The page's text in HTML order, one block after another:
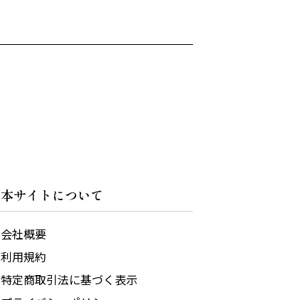
本サイトについて
会社概要
利用規約
特定商取引法に基づく表示